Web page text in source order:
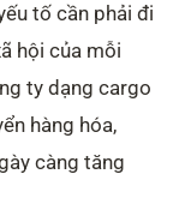
tố cần phải đi
hội của mỗi
ty dạng cargo
hàng hóa,
càng tăng